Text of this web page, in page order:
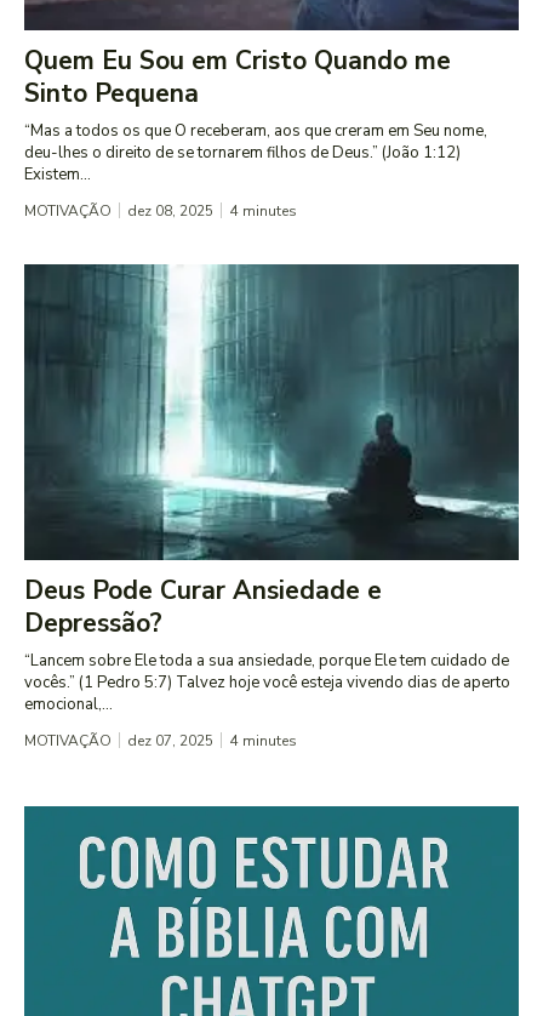
Quem Eu Sou em Cristo Quando me
Sinto Pequena
“Mas a todos os que O receberam, aos que creram em Seu nome,
deu-lhes o direito de se tornarem filhos de Deus.” (João 1:12)
Existem...
MOTIVAÇÃO dez 08, 2025 4 minutes
Deus Pode Curar Ansiedade e
Depressão?
“Lancem sobre Ele toda a sua ansiedade, porque Ele tem cuidado de
vocês.” (1 Pedro 5:7) Talvez hoje você esteja vivendo dias de aperto
emocional,...
MOTIVAÇÃO dez 07, 2025 4 minutes